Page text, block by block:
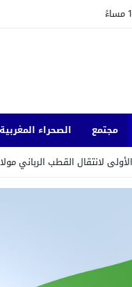
مجتمع الصحراء المغربية
مولاي جمال الدين